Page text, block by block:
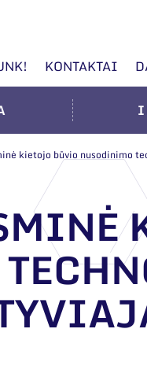
KONTAKTAI
kietojo būvio nusodinimo